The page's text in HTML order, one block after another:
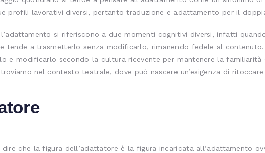
profili lavorativi diversi, pertanto traduzione e adattamento per il
si riferiscono a due momenti cognitivi diversi, infatti
tende a trasmetterlo senza modificarlo, rimanendo fedele al
e modificarlo secondo la cultura ricevente per mantenere la familiarità
nel contesto teatrale, dove può nascere un’esigenza di
dire che la figura dell’adattatore è la figura incaricata all’adattamento